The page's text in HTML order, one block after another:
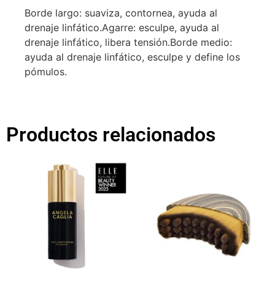
Borde largo: suaviza, contornea, ayuda al
drenaje linfático.Agarre: esculpe, ayuda al
drenaje linfático, libera tensión.Borde medio:
ayuda al drenaje linfático, esculpe y define los
pómulos.
Productos relacionados